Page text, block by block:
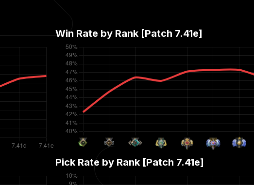
Win Rate by Rank [Patch 7.41e]
Pick Rate by Rank [Patch 7.41e]